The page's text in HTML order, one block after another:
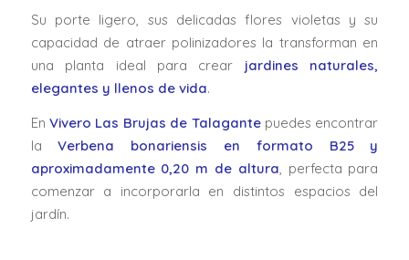
Su porte ligero, sus delicadas flores violetas y su
capacidad de atraer polinizadores la transforman en
una planta ideal para crear jardines naturales,
elegantes y llenos de vida.
En Vivero Las Brujas de Talagantepuedes encontrar
laVerbena bonariensis en formato B25 y
aproximadamente 0,20 m de altura, perfecta para
comenzar a incorporarla en distintos espacios del
jardín.